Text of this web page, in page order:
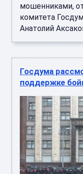
мошенниками,
комитета
Анатолий
Госдума
поддержке